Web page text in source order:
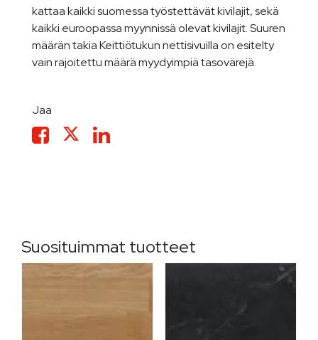
kattaa kaikki suomessa työstettävät kivilajit, sekä
kaikki euroopassa myynnissä olevat kivilajit. Suuren
määrän takia Keittiötukun nettisivuilla on esitelty
vain rajoitettu määrä myydyimpiä tasovärejä.
Jaa
Suosituimmat tuotteet